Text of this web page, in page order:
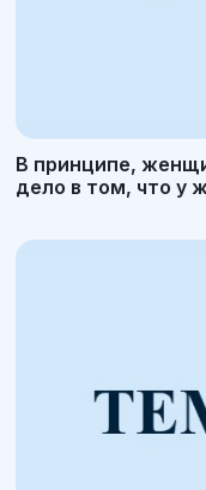
В принципе,
дело в том, что у